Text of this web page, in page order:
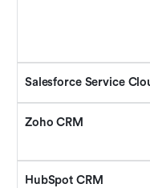
Salesforce Service
Zoho CRM
HubSpot CRM